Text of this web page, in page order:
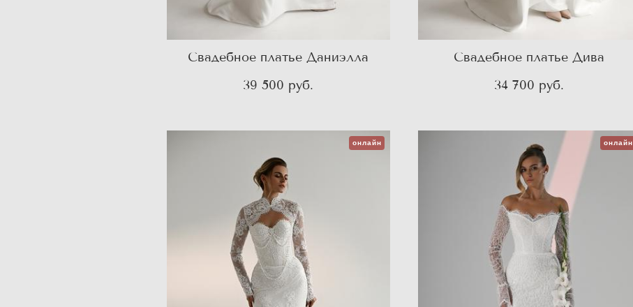
Свадебное платье Даниэлла
39 500 pуб.
Свадебное платье Дива
34 700 pуб.
онлайн онлайн